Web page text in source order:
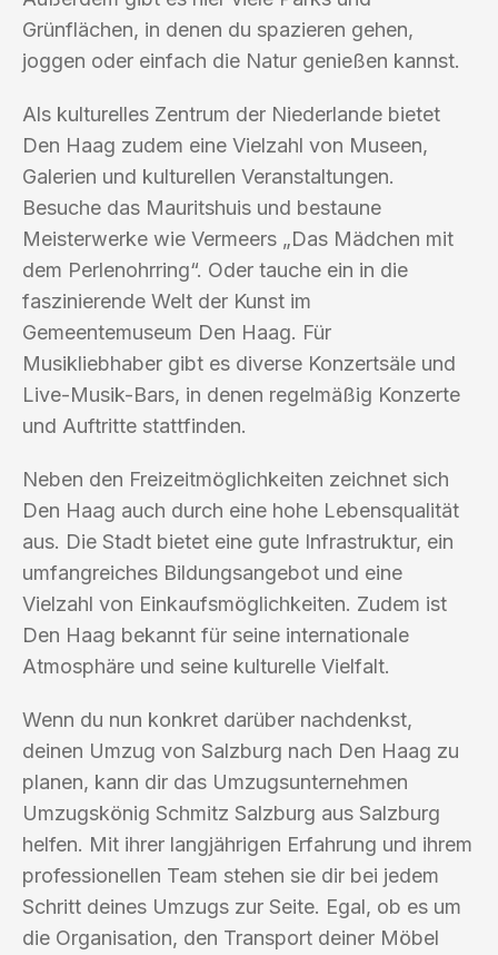
Grünflächen, in denen du spazieren gehen,
joggen oder einfach die Natur genießen kannst.
Als kulturelles Zentrum der Niederlande bietet
Den Haag zudem eine Vielzahl von Museen,
Galerien und kulturellen Veranstaltungen.
Besuche das Mauritshuis und bestaune
Meisterwerke wie Vermeers „Das Mädchen mit
dem Perlenohrring“. Oder tauche ein in die
faszinierende Welt der Kunst im
Gemeentemuseum Den Haag. Für
Musikliebhaber gibt es diverse Konzertsäle und
Live-Musik-Bars, in denen regelmäßig Konzerte
und Auftritte stattfinden.
Neben den Freizeitmöglichkeiten zeichnet sich
Den Haag auch durch eine hohe Lebensqualität
aus. Die Stadt bietet eine gute Infrastruktur, ein
umfangreiches Bildungsangebot und eine
Vielzahl von Einkaufsmöglichkeiten. Zudem ist
Den Haag bekannt für seine internationale
Atmosphäre und seine kulturelle Vielfalt.
Wenn du nun konkret darüber nachdenkst,
deinen Umzug von Salzburg nach Den Haag zu
planen, kann dir das Umzugsunternehmen
Umzugskönig Schmitz Salzburg aus Salzburg
helfen. Mit ihrer langjährigen Erfahrung und ihrem
professionellen Team stehen sie dir bei jedem
Schritt deines Umzugs zur Seite. Egal, ob es um
die Organisation, den Transport deiner Möbel